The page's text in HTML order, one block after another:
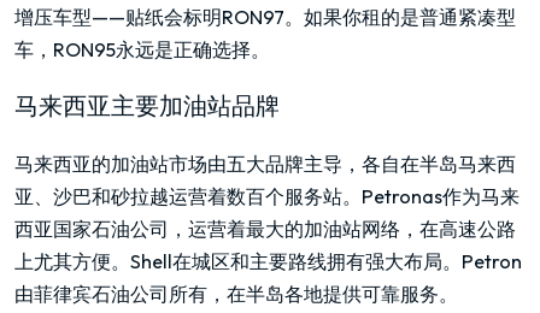
增压车型——贴纸会标明RON97。如果你租的是普通紧凑型
车，RON95永远是正确选择。
马来西亚主要加油站品牌
马来西亚的加油站市场由五大品牌主导，各自在半岛马来西
亚、沙巴和砂拉越运营着数百个服务站。Petronas作为马来
西亚国家石油公司，运营着最大的加油站网络，在高速公路
上尤其方便。Shell在城区和主要路线拥有强大布局。Petron
由菲律宾石油公司所有，在半岛各地提供可靠服务。